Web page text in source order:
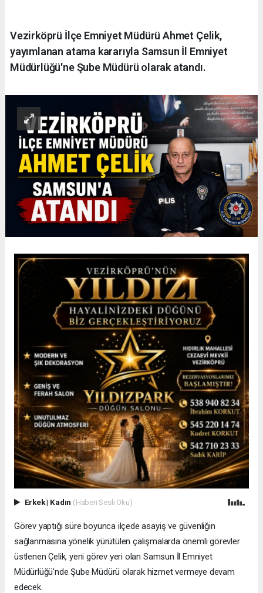
Vezirköprü İlçe Emniyet Müdürü Ahmet Çelik,
yayımlanan atama kararıyla Samsun İl Emniyet
Müdürlüğü'ne Şube Müdürü olarak atandı.
Erkek| Kadın (Haberi Sesli Oku)
Görev yaptığı süre boyunca ilçede asayiş ve güvenliğin
sağlanmasına yönelik yürütülen çalışmalarda önemli görevler
üstlenen Çelik, yeni görev yeri olan Samsun İl Emniyet
Müdürlüğü'nde Şube Müdürü olarak hizmet vermeye devam
edecek.